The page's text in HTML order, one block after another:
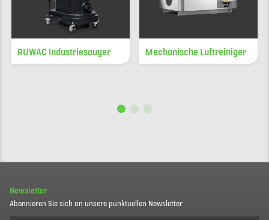
RUWAC Industriesauger Mechanische Luftreiniger
Newsletter
Abonnieren Sie sich an unsere punktuellen Newsletter